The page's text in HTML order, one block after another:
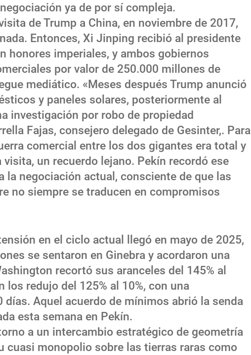
ya de por sí compleja.
de Trump a China, en noviembre de 2017,
Entonces, Xi Jinping recibió al presidente
honores imperiales, y ambos gobiernos
por valor de 250.000 millones de
mediático. «Meses después Trump anunció
y paneles solares, posteriormente al
investigación por robo de propiedad
Fajas, consejero delegado de Gesinter,. Para
comercial entre los dos gigantes era total y
un recuerdo lejano. Pekín recordó ese
la negociación actual, consciente de que las
no siempre se traducen en compromisos
en el ciclo actual llegó en mayo de 2025,
se sentaron en Ginebra y acordaron una
recortó sus aranceles del 145% al
los redujo del 125% al 10%, con una
Aquel acuerdo de mínimos abrió la senda
esta semana en Pekín.
a un intercambio estratégico de geometría
cuasi monopolio sobre las tierras raras como